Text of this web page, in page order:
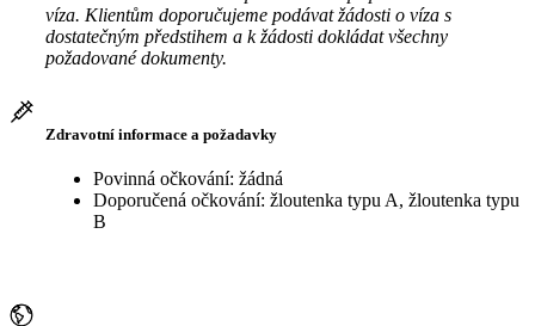
víza. Klientům doporučujeme podávat žádosti o víza s
dostatečným předstihem a k žádosti dokládat všechny
požadované dokumenty.
Zdravotní informace a požadavky
Povinná očkování: žádná
Doporučená očkování: žloutenka typu A, žloutenka typu
B